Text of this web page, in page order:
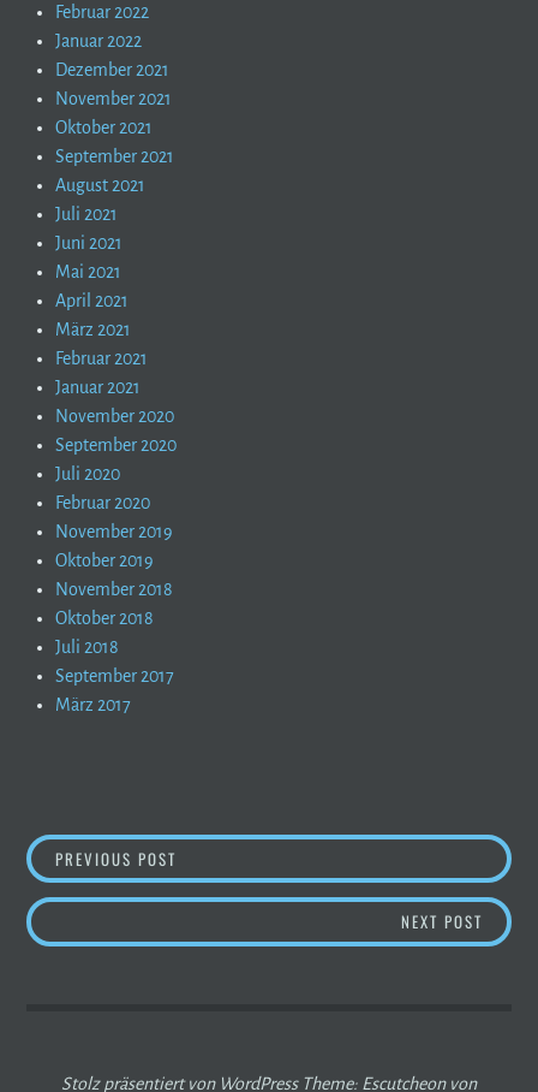
Februar 2022
Januar 2022
Dezember 2021
November 2021
Oktober 2021
September 2021
August 2021
Juli 2021
Juni 2021
Mai 2021
April 2021
März 2021
Februar 2021
Januar 2021
November 2020
September 2020
Juli 2020
Februar 2020
November 2019
Oktober 2019
November 2018
Oktober 2018
Juli 2018
September 2017
März 2017
BEITRAGSNAVIGATION
PREVIOUS POST
NEXT POST TU
Stolz präsentiert von WordPress Theme: Escutcheon von